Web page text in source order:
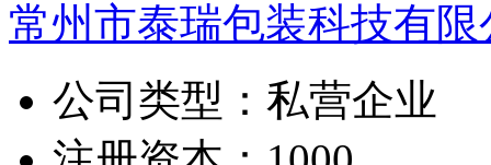
常州市泰瑞包装科技有限
公司类型： 私营企业